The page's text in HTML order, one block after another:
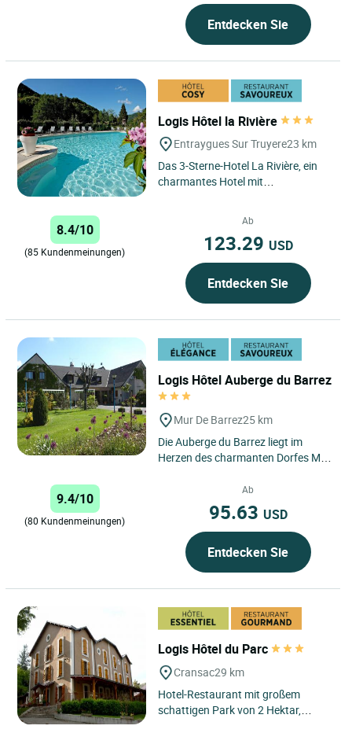
Entdecken Sie
Logis Hôtel la Rivière
Entraygues Sur Truyere23 km
Das 3-Sterne-Hotel La Rivière, ein
charmantes Hotel mit
8.4/10
(85 Kundenmeinungen)
Ab
123.29 USD
Entdecken Sie
Logis Hôtel Auberge du Barrez
Mur De Barrez25 km
Die Auberge du Barrez liegt im
Herzen des charmanten Dorfes Mur
und malerischen Rückzugsort...
9.4/10
(80 Kundenmeinungen)
Ab
95.63 USD
Entdecken Sie
Logis Hôtel du Parc
Cransac29 km
Hotel-Restaurant mit großem
schattigen Park von 2 Hektar,